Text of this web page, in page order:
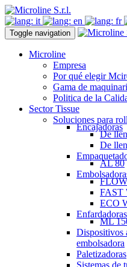
Toggle navigation
Microline
Empresa
Por qué elegir
Gama de
Politica de la
Sector Tissue
Soluciones para
Encajadoras
De
De
AL 80
FAST
ECO
Enfardadoras
ML
Dispositivos
embolsadora
Paletizadoras
Sistemas de